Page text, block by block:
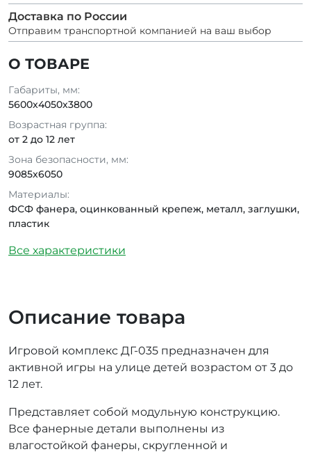
О ТОВАРЕ
Габариты, мм:
5600x4050x3800
Возрастная группа:
от 2 до 12 лет
Зона безопасности, мм:
9085x6050
Материалы:
ФСФ фанера, оцинкованный крепеж, металл, заглушки,
пластик
Все характеристики
Доставка по России
Отправим транспортной компанией на ваш выбор
Описание товара
Игровой комплекс ДГ-035 предназначен для
активной игры на улице детей возрастом от 3 до
12 лет.
Представляет собой модульную конструкцию.
Все фанерные детали выполнены из
влагостойкой фанеры, скругленной и